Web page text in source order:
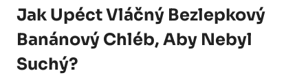
Jak Upéct Vláčný Bezlepkový
Banánový Chléb, Aby Nebyl
Suchý?